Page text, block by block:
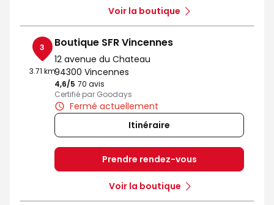
Voir la boutique
3
3.71 km
Boutique SFR Vincennes
12 avenue du Chateau
94300 Vincennes
4,6/5 Note de 4.6 sur 5
70 avis
Certifié par Goodays
Fermé actuellement
Itinéraire
Prendre rendez-vous
Voir la boutique